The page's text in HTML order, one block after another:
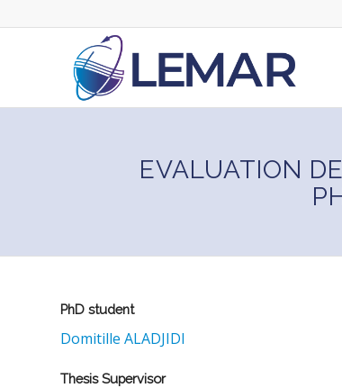
EVALUATION
PhD student
Domitille ALADJIDI
Thesis Supervisor